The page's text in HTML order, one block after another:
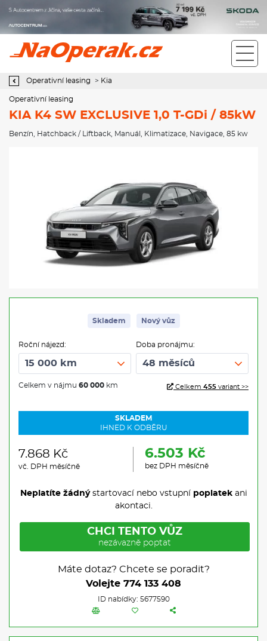
Operativní leasing KIA K4 SW EXCLUSIVE 1,0 T-GDi / 85kW
Operativní leasing > Kia
Operativní leasing
KIA K4 SW EXCLUSIVE 1,0 T-GDi / 85kW
Benzín Hatchback / Liftback Manuál Klimatizace Navigace , 85 kw
Skladem Nový vůz
Roční nájezd:
Celkem v nájmu 60 000 km
Doba pronájmu:
Celkem 455 variant >>
SKLADEM
IHNED K ODBĚRU
7.868 Kč
vč. DPH měsíčně
6.503 Kč
bez DPH měsíčně
Neplatíte žádnýstartovací nebo vstupní poplatekani
akontaci.
CHCI TENTO VŮZ
nezávazně poptat
Máte dotaz? Chcete se poradit?
Volejte 774 133 408
ID nabídky: 5677590